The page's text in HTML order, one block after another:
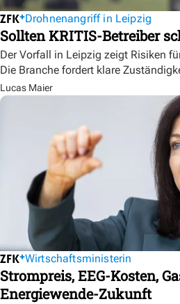
Drohnenangriff in Leipzig
Sollten KRITIS-Betreiber
Der Vorfall in Leipzig zeigt Risiken
Die Branche fordert klare
Lucas Maier
Wirtschaftsministerin
Strompreis, EEG-Kosten,
Energiewende-Zukunft